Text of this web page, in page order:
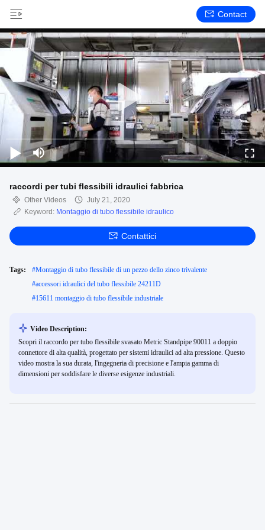
Contact
raccordi per tubi flessibili idraulici fabbrica
Other Videos
July 21, 2020
Keyword: Montaggio di tubo flessibile idraulico
Contattici
Tags: #Montaggio di tubo flessibile di un pezzo dello zinco trivalente
#accessori idraulici del tubo flessibile 24211D
#15611 montaggio di tubo flessibile industriale
Video Description:
Scopri il raccordo per tubo flessibile svasato Metric Standpipe 90011 a doppio
connettore di alta qualità, progettato per sistemi idraulici ad alta pressione. Questo
video mostra la sua durata, l'ingegneria di precisione e l'ampia gamma di
dimensioni per soddisfare le diverse esigenze industriali.